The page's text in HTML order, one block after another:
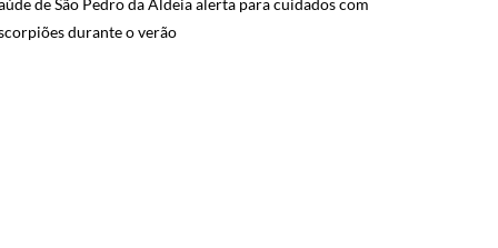
durante o verão